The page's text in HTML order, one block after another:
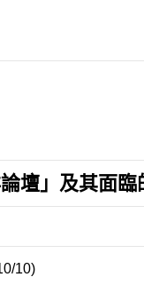
論壇」及其面
10)